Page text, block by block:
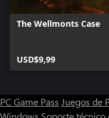
The Wellmonts Case
USD$9,99
PC Game Pass Juegos de